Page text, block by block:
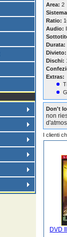
Area: 2
Ratio:
Audio:
Durata:
Divieto:
Dischi:
Extras:
Don't
non
I clienti
DVD